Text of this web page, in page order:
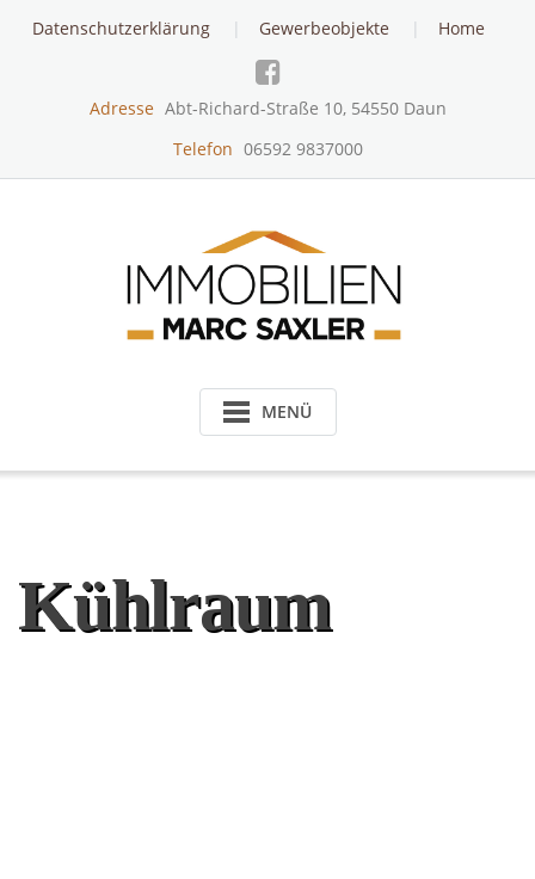
Datenschutzerklärung Gewerbeobjekte Home
Adresse Abt-Richard-Straße 10, 54550 Daun
Telefon 06592 9837000
MENÜ
Kühlraum